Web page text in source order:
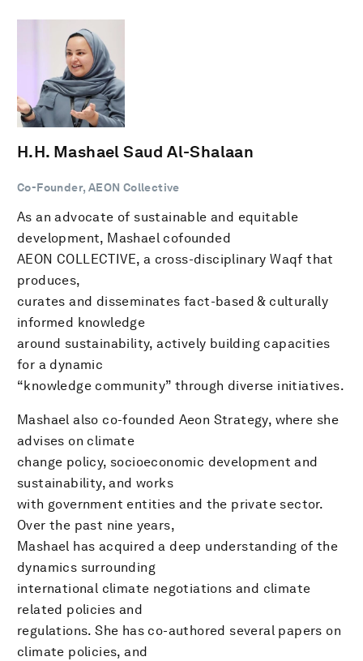
H.H. Mashael Saud Al-Shalaan
Co-Founder, AEON Collective
As an advocate of sustainable and equitable
development, Mashael cofounded
AEON COLLECTIVE, a cross-disciplinary Waqf that
produces,
curates and disseminates fact-based & culturally
informed knowledge
around sustainability, actively building capacities
for a dynamic
“knowledge community” through diverse initiatives.
Mashael also co-founded Aeon Strategy, where she
advises on climate
change policy, socioeconomic development and
sustainability, and works
with government entities and the private sector.
Over the past nine years,
Mashael has acquired a deep understanding of the
dynamics surrounding
international climate negotiations and climate
related policies and
regulations. She has co-authored several papers on
climate policies, and